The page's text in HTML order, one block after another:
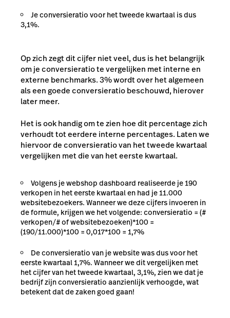
Je conversieratio voor het tweede kwartaal is dus
3,1%.
Op zich zegt dit cijfer niet veel, dus is het belangrijk
om je conversieratio te vergelijken met interne en
externe benchmarks. 3% wordt over het algemeen
als een goede conversieratio beschouwd, hierover
later meer.
Het is ook handig om te zien hoe dit percentage zich
verhoudt tot eerdere interne percentages. Laten we
hiervoor de conversieratio van het tweede kwartaal
vergelijken met die van het eerste kwartaal.
Volgens je webshop dashboard realiseerde je 190
verkopen in het eerste kwartaal en had je 11.000
websitebezoekers. Wanneer we deze cijfers invoeren in
de formule, krijgen we het volgende: conversieratio = (#
verkopen/# of websitebezoeken)*100 =
(190/11.000)*100 = 0,017*100 = 1,7%
De conversieratio van je website was dus voor het
eerste kwartaal 1,7%. Wanneer we dit vergelijken met
het cijfer van het tweede kwartaal, 3,1%, zien we dat je
bedrijf zijn conversieratio aanzienlijk verhoogde, wat
betekent dat de zaken goed gaan!